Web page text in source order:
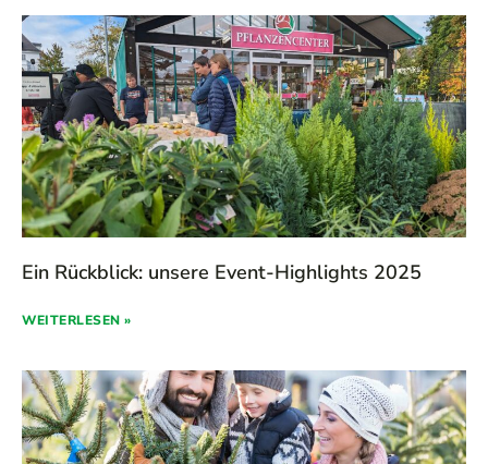
Ein Rückblick: unsere Event-Highlights 2025
WEITERLESEN »